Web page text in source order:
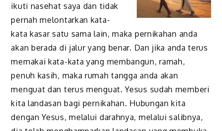
ikuti nasehat saya dan tidak
pernah melontarkan kata-
kata kasar satu sama lain, maka pernikahan anda
akan berada di jalur yang benar. Dan jika anda terus
memakai kata-kata yang membangun, ramah,
penuh kasih, maka rumah tangga anda akan
menguat dan terus menguat. Yesus sudah memberi
kita landasan bagi pernikahan. Hubungan kita
dengan Yesus, melalui darahnya, melalui salibnya,